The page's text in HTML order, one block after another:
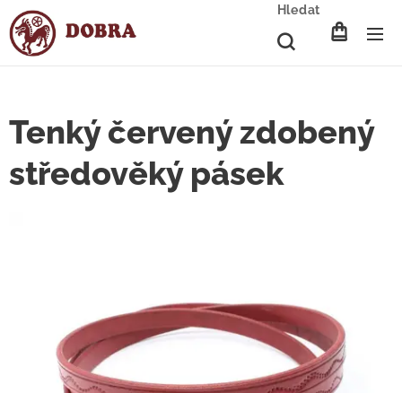
Hledat
Tenký červený zdobený
středověký pásek